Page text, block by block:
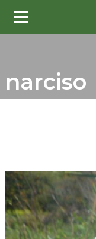
narciso